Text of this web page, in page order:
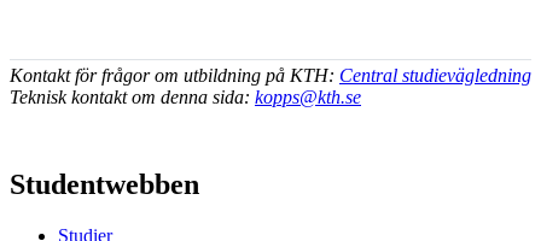
Kontakt för frågor om utbildning på KTH: Central studievägledning
Teknisk kontakt om denna sida: kopps@kth.se
Studentwebben
Studier